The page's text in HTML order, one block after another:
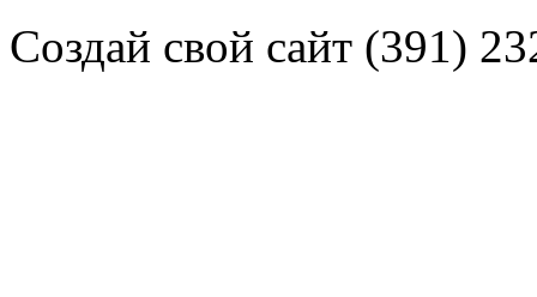
Создай свой сайт (391)